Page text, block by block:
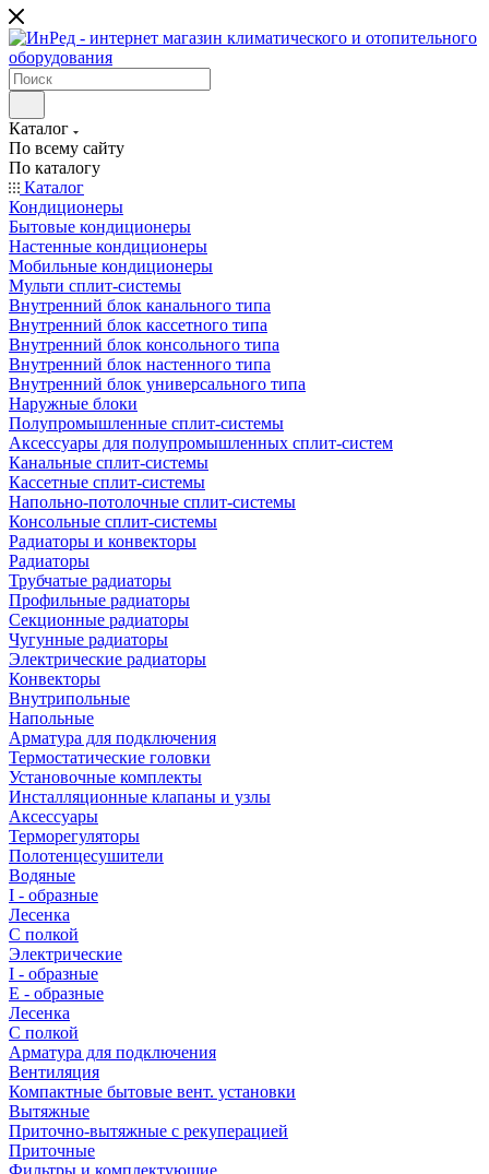
Каталог
По всему сайту
По каталогу
Каталог
Кондиционеры
Бытовые кондиционеры
Настенные кондиционеры
Мобильные кондиционеры
Мульти сплит-системы
Внутренний блок канального типа
Внутренний блок кассетного типа
Внутренний блок консольного типа
Внутренний блок настенного типа
Внутренний блок универсального типа
Наружные блоки
Полупромышленные сплит-системы
Аксессуары для полупромышленных сплит-систем
Канальные сплит-системы
Кассетные сплит-системы
Напольно-потолочные сплит-системы
Консольные сплит-системы
Радиаторы и конвекторы
Радиаторы
Трубчатые радиаторы
Профильные радиаторы
Секционные радиаторы
Чугунные радиаторы
Электрические радиаторы
Конвекторы
Внутрипольные
Напольные
Арматура для подключения
Термостатические головки
Установочные комплекты
Инсталляционные клапаны и узлы
Аксессуары
Терморегуляторы
Полотенцесушители
Водяные
I - образные
Лесенка
С полкой
Электрические
I - образные
E - образные
Лесенка
С полкой
Арматура для подключения
Вентиляция
Компактные бытовые вент. установки
Вытяжные
Приточно-вытяжные с рекуперацией
Приточные
Фильтры и комплектующие